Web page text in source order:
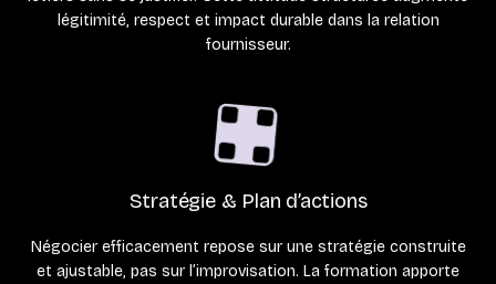
légitimité, respect et impact durable dans la relation
fournisseur.
Stratégie & Plan d’actions
Négocier efficacement repose sur une stratégie construite
et ajustable, pas sur l’improvisation. La formation apporte